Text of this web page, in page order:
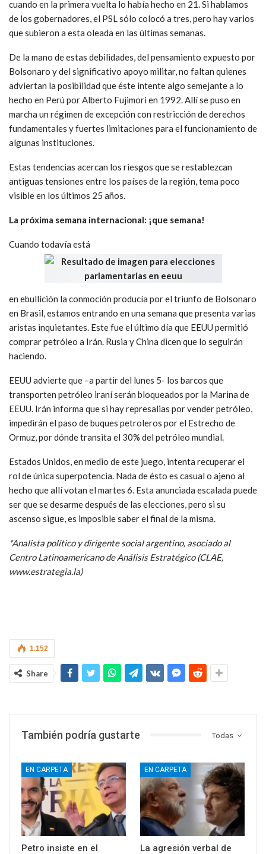
cuando en la primera vuelta lo había hecho en 21. Si hablamos
de los gobernadores, el PSL sólo colocó a tres, pero hay varios
que subieron a esta oleada en las últimas semanas.
De la mano de estas debilidades, del pensamiento expuesto por
Bolsonaro y del significativo apoyo militar, no faltan quienes
adviertan la posibilidad que éste intente algo semejante a lo
hecho en Perú por Alberto Fujimori en 1992. Allí se puso en
marcha un régimen de excepción con restricción de derechos
fundamentales y fuertes limitaciones para el funcionamiento de
algunas instituciones.
Estas tendencias acercan los riesgos que se restablezcan
antiguas tensiones entre los países de la región, tema poco
visible en los últimos 25 años.
La próxima semana internacional: ¡que semana!
Cuando todavía está
en ebullición la conmoción producía por el triunfo de Bolsonaro
en Brasil, estamos entrando en una semana que presenta varias
aristas inquietantes. Este fue el último día que EEUU permitió
comprar petróleo a Irán. Rusia y China dicen que lo seguirán
haciendo.
EEUU advierte que –a partir del lunes 5- los barcos que
transporten petróleo iraní serán bloqueados por la Marina de
EEUU. Irán informa que si hay represalias por vender petróleo,
impedirán el paso de buques petroleros por el Estrecho de
Ormuz, por dónde transita el 30% del petróleo mundial.
Estados Unidos, en medio de este juego, intenta recuperar el
rol de única superpotencia. Nada de ésto es casual o ajeno al
hecho que allí votan el martes 6. Esta anunciada escalada puede
ser que se desarme después de las elecciones, pero si su
ascenso sigue, es imposible saber el final de la misma.
*Analista político y dirigente social argentino, asociado al
Centro Latinoamericano de Análisis Estratégico (CLAE,
www.estrategia.la)
1.152
Share
Todas
También podría gustarte
EN CARPETA
Petro insiste en el
EN CARPETA
La agresión verbal de